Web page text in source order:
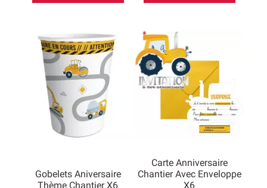
Gobelets Aniversaire
Thème Chantier X6
Carte Anniversaire
Chantier Avec Enveloppe
X6